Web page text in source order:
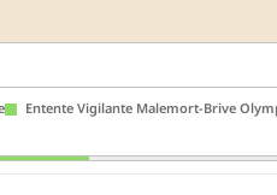
Entente Vigilante Malemort-Brive